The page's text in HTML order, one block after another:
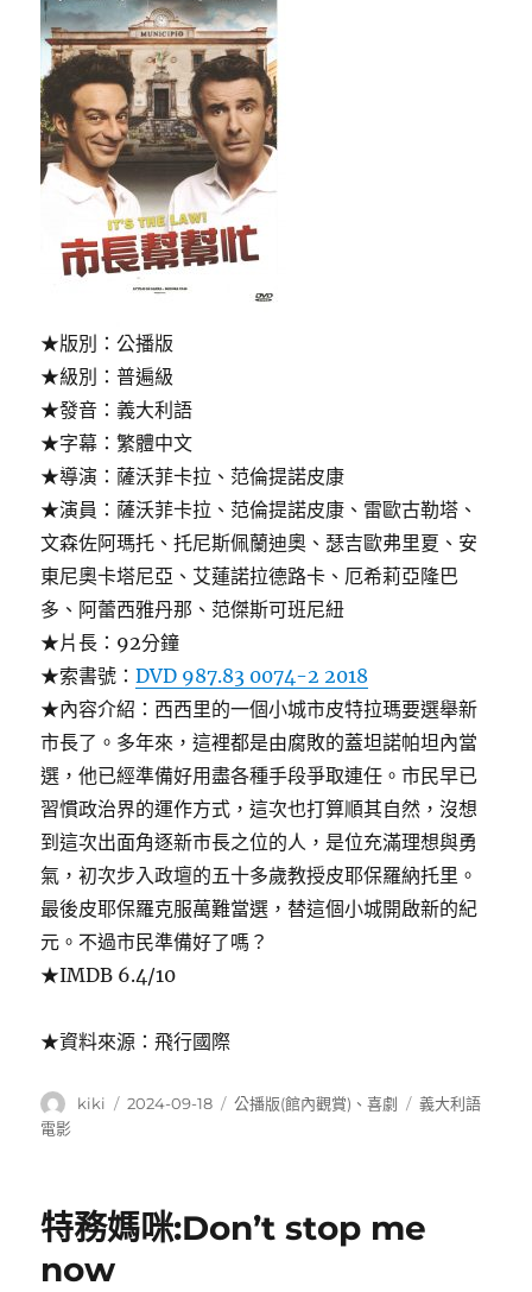
★版別：公播版
★級別：普遍級
★發音：義大利語
★字幕：繁體中文
★導演：薩沃菲卡拉、范倫提諾皮康
★演員：薩沃菲卡拉、范倫提諾皮康、雷歐古勒塔、
文森佐阿瑪托、托尼斯佩蘭迪奧、瑟吉歐弗里夏、安
東尼奧卡塔尼亞、艾蓮諾拉德路卡、厄希莉亞隆巴
多、阿蕾西雅丹那、范傑斯可班尼紐
★片長：92分鐘
★索書號：DVD 987.83 0074-2 2018
★內容介紹：西西里的一個小城市皮特拉瑪要選舉新
市長了。多年來，這裡都是由腐敗的蓋坦諾帕坦內當
選，他已經準備好用盡各種手段爭取連任。市民早已
習慣政治界的運作方式，這次也打算順其自然，沒想
到這次出面角逐新市長之位的人，是位充滿理想與勇
氣，初次步入政壇的五十多歲教授皮耶保羅納托里。
最後皮耶保羅克服萬難當選，替這個小城開啟新的紀
元。不過市民準備好了嗎？
★IMDB 6.4/10
★資料來源：飛行國際
作
kiki
發
2024-09-18
分
公播版(館內觀賞) 、喜劇
標
義大利語
電影
特務媽咪:Don’t stop me
now